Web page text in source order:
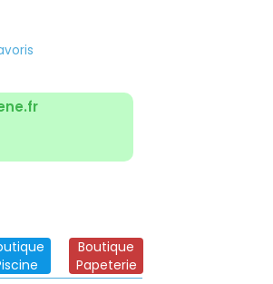
Boutique
Papeterie